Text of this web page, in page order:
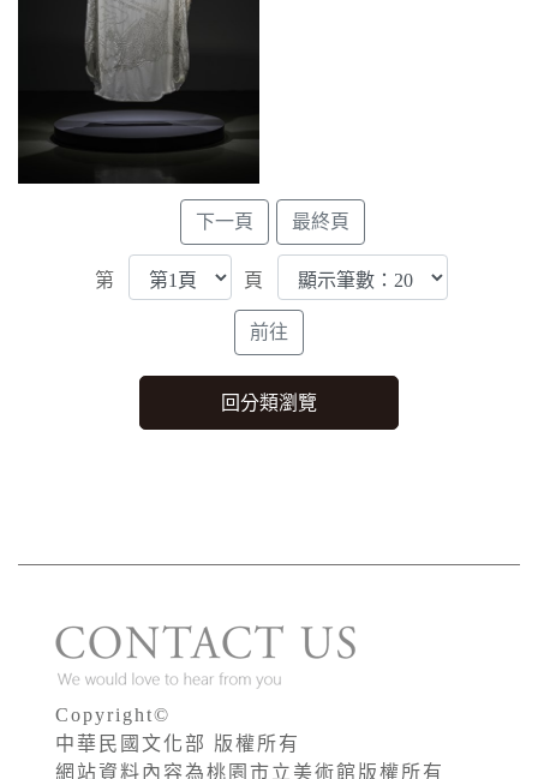
第 頁
Copyright©
中華民國文化部 版權所有
網站資料內容為桃園市立美術館版權所有